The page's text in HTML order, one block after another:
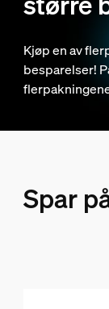
Kjøp en av
besparelser!
Spar